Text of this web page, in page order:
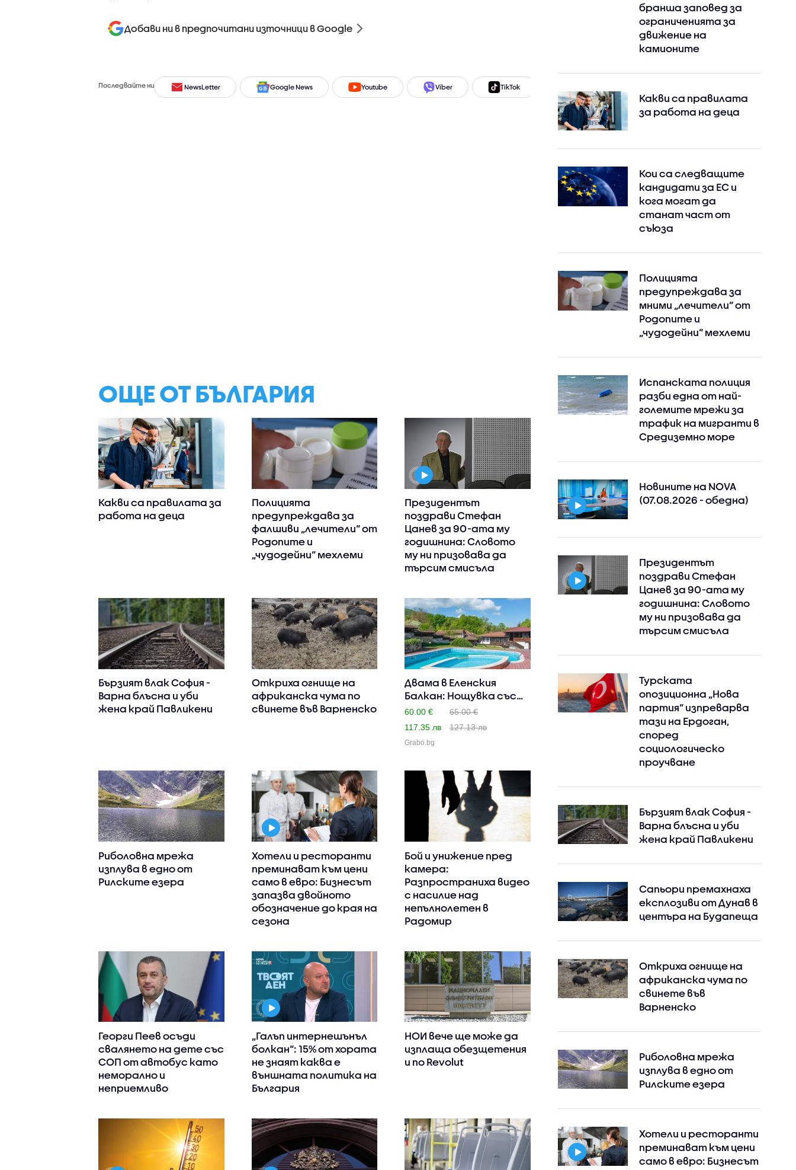
Добави ни в предпочитани източници в Google
Последвайте ни NewsLetter Google News Youtube Viber TikTok
ОЩЕ ОТ БЪЛГАРИЯ
Какви са правилата за
работа на деца
Полицията
предупреждава за
фалшиви „лечители“ от
Родопите и
„чудодейни“ мехлеми
Президентът
поздрави Стефан
Цанев за 90-ата му
годишнина: Словото
му ни призовава да
търсим смисъла
Бързият влак София -
Варна блъсна и уби
жена край Павликени
Откриха огнище на
африканска чума по
свинете във Варненско
Двама в Еленския
Балкан: Нощувка със
закуска..
60.00 €
65.00 €
117.35 лв
127.13 лв
Grabo.bg
Риболовна мрежа
изплува в едно от
Рилските езера
Хотели и ресторанти
преминават към цени
само в евро: Бизнесът
запазва двойното
обозначение до края на
сезона
Бой и унижение пред
камера:
Разпространиха видео
с насилие над
непълнолетен в
Радомир
Георги Пеев осъди
свалянето на дете със
СОП от автобус като
неморално и
неприемливо
„Галъп интернешънъл
болкан“: 15% от хората
не знаят каква е
външната политика на
България
НОИ вече ще може да
изплаща обезщетения
и по Revolut
бранша заповед за
ограниченията за
движение на
камионите
Какви са правилата
за работа на деца
Кои са следващите
кандидати за ЕС и
кога могат да
станат част от
съюза
Полицията
предупреждава за
мними „лечители“ от
Родопите и
„чудодейни“ мехлеми
Испанската полиция
разби една от най-
големите мрежи за
трафик на мигранти в
Средиземно море
Новините на NOVA
(07.08.2026 - обедна)
Президентът
поздрави Стефан
Цанев за 90-ата му
годишнина: Словото
му ни призовава да
търсим смисъла
Турската
опозиционна „Нова
партия“ изпреварва
тази на Ердоган,
според
социологическо
проучване
Бързият влак София -
Варна блъсна и уби
жена край Павликени
Сапьори премахнаха
експлозиви от Дунав в
центъра на Будапеща
Откриха огнище на
африканска чума по
свинете във
Варненско
Риболовна мрежа
изплува в едно от
Рилските езера
Хотели и ресторанти
преминават към цени
само в евро: Бизнесът